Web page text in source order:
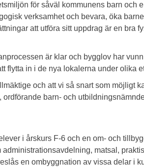
för såväl kommunens barn och
verksamhet och bevara, öka
att utföra sitt uppdrag är en bra
är klar och bygglov har
flytta in i de nya lokalerna under olika
och att vi så snart som möjligt
ordförande barn- och
i årskurs F-6 och en om- och
matsal,
en ombyggnation av vissa delar i